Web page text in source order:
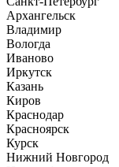
Архангельск
Владимир
Вологда
Иваново
Иркутск
Казань
Киров
Краснодар
Красноярск
Курск
Нижний Новгород